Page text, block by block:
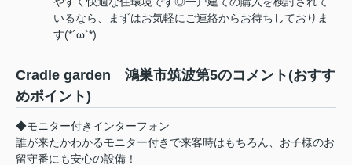
いるなら、まずはお気軽にご連絡からお待ちしておりま
す(*´ω`*)
Cradle garden 鴻巣市筑波第5のコメント(おすす
めポイント)
◆モニター付きインターフォン
誰が来たかわかるモニター付きで来客時はもちろん、お子様のお
留守番にも安心の設備！